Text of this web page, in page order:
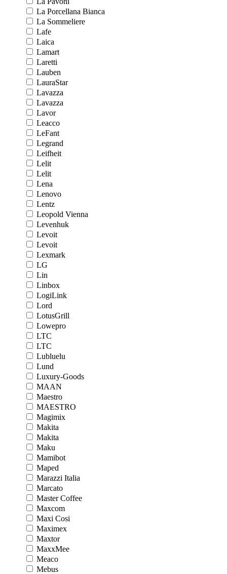
La Porcellana Bianca
La Sommeliere
Lafe
Laica
Lamart
Laretti
Lauben
LauraStar
Lavazza
Lavazza
Lavor
Leacco
LeFant
Legrand
Leifheit
Lelit
Lelit
Lena
Lenovo
Lentz
Leopold Vienna
Levenhuk
Levoit
Levoit
Lexmark
LG
Lin
Linbox
LogiLink
Lord
LotusGrill
Lowepro
LTC
LTC
Lubluelu
Lund
Luxury-Goods
MAAN
Maestro
MAESTRO
Magimix
Makita
Makita
Maku
Mamibot
Maped
Marazzi Italia
Marcato
Master Coffee
Maxcom
Maxi Cosi
Maximex
Maxtor
MaxxMee
Meaco
Mebus